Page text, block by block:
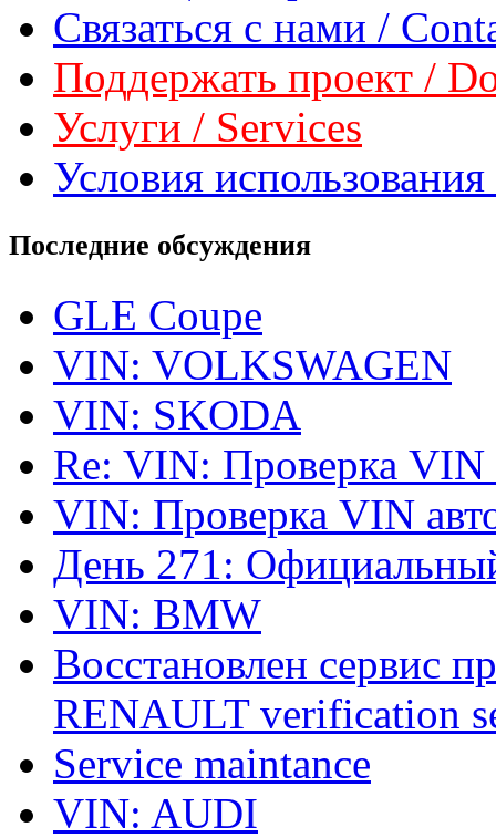
Связаться с нами /
Поддержать проект /
Услуги / Services
Условия
Последние обсуждения
GLE Coupe
VIN: VOLKSWAGEN
VIN: SKODA
Re: VIN: Проверка VIN
VIN: Проверка VIN
День 271:
VIN: BMW
Восстановлен сервис
RENAULT verification
Service maintance
VIN: AUDI